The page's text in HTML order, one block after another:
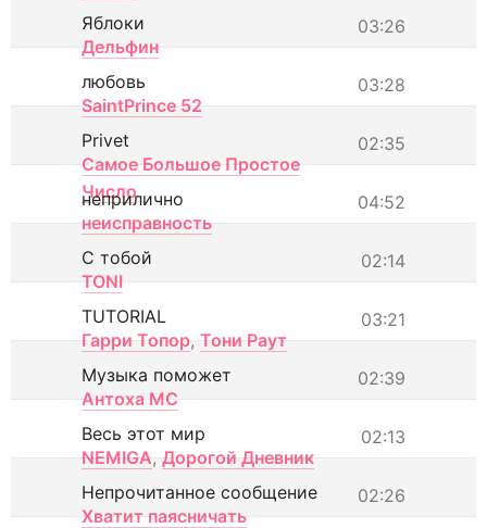
03:26
Яблоки
Дельфин
03:28
любовь
SaintPrince 52
02:35
Privet
Самое Большое Простое
Число
04:52
неприлично
неисправность
02:14
С тобой
TONI
03:21
TUTORIAL
Гарри Топор, Тони Раут
02:39
Музыка поможет
Антоха МС
02:13
Весь этот мир
NEMIGA, Дорогой Дневник
02:26
Непрочитанное сообщение
Хватит паясничать